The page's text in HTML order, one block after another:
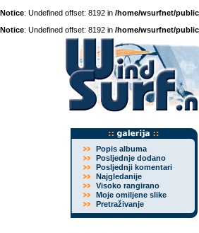
Notice: Undefined offset: 8192 in /home/wsurfnet/
Notice: Undefined offset: 8192 in /home/wsurfnet/
Popis albuma
Posljednje dodano
Posljednji komentari
Najgledanije
Visoko rangirano
Moje omiljene slike
Pretraživanje